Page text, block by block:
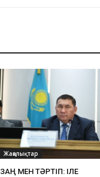
Жаңалықтар
ЗАҢ МЕН ТӘРТІП: ІЛЕ